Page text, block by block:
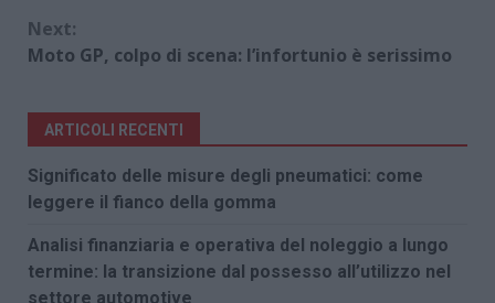
Next:
Moto GP, colpo di scena: l’infortunio è serissimo
ARTICOLI RECENTI
Significato delle misure degli pneumatici: come
leggere il fianco della gomma
Analisi finanziaria e operativa del noleggio a lungo
termine: la transizione dal possesso all’utilizzo nel
settore automotive